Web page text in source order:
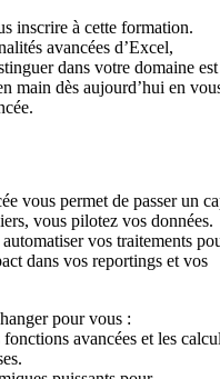
inscrire à cette formation.
avancées d’Excel,
dans votre domaine est
main dès aujourd’hui en
vous permet de passer un
vous pilotez vos données.
vos traitements
dans vos reportings et vos
pour vous :
avancées et les